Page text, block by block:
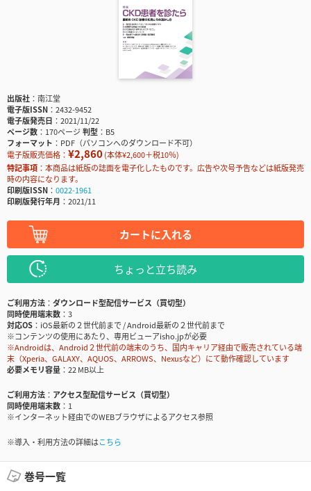
出版社
南江堂
電子版ISSN
2432-9452
電子版発売日
2021/11/22
ページ数
170ページ判型
B5
フォーマット
PDF（パソコンへのダウンロード不可）
電子版販売価格： ¥2,860(本体¥2,600＋税10％)
特記事項
本商品は紙版の誌面を電子化したものです。広告や次号予告などは紙版発売
時の内容になります。
印刷版ISSN
0022-1961
印刷版発行年月
2021/11
カートに入れる
ちょっと立ち読み
ご利用方法
ダウンロード型配信サービス（買切型）
同時使用端末数
3
対応OS
iOS最新の２世代前まで / Android最新の２世代前まで
※コンテンツの使用にあたり、専用ビューアisho.jpが必要
※Androidは、Android２世代前の端末のうち、国内キャリア経由で販売されている端
末（Xperia、GALAXY、AQUOS、ARROWS、Nexusなど）にて動作確認しています
必要メモリ容量
22 MB以上
ご利用方法
アクセス型配信サービス（買切型）
同時使用端末数
1
※インターネット経由でのWEBブラウザによるアクセス参照
※導入・利用方法の詳細はこちら
巻号一覧